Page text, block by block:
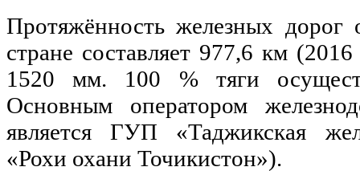
Протяжённость железных дорог
стране составляет 977,6 км
1520 мм. 100 % тяги
Основным оператором
является ГУП «Таджикская
«Рохи охани Точикистон»).